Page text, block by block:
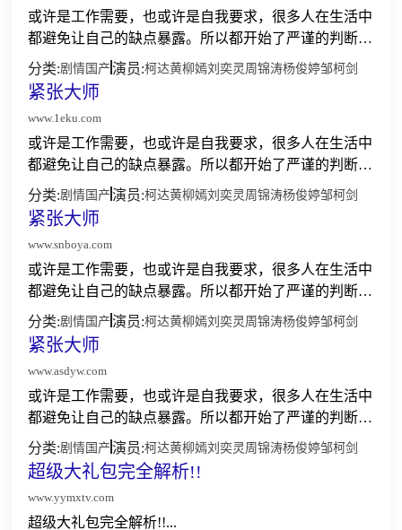
或许是工作需要，也或许是自我要求，很多人在生活中
都避免让自己的缺点暴露。所以都开始了严谨的判断，
所言所行都会在脑海中反复的推演，直至有了完美的应
对方案。紧张大师所要讲述的就是面对这些让人不知所
措的情况...
分类:剧情 国产 演员:柯达黄柳嫣刘奕灵 周锦涛杨俊婷邹柯剑
紧张大师
www.1eku.com
或许是工作需要，也或许是自我要求，很多人在生活中
都避免让自己的缺点暴露。所以都开始了严谨的判断，
所言所行都会在脑海中反复的推演，直至有了完美的应
对方案。紧张大师所要讲述的就是面对这些让人不知所
措的情况...
分类:剧情 国产 演员:柯达黄柳嫣刘奕灵 周锦涛杨俊婷邹柯剑
紧张大师
www.snboya.com
或许是工作需要，也或许是自我要求，很多人在生活中
都避免让自己的缺点暴露。所以都开始了严谨的判断，
所言所行都会在脑海中反复的推演，直至有了完美的应
对方案。紧张大师所要讲述的就是面对这些让人不知所
措的情况...
分类:剧情 国产 演员:柯达黄柳嫣刘奕灵 周锦涛杨俊婷邹柯剑
紧张大师
www.asdyw.com
或许是工作需要，也或许是自我要求，很多人在生活中
都避免让自己的缺点暴露。所以都开始了严谨的判断，
所言所行都会在脑海中反复的推演，直至有了完美的应
对方案。紧张大师所要讲述的就是面对这些让人不知所
措的情况...
分类:剧情 国产 演员:柯达黄柳嫣刘奕灵 周锦涛杨俊婷邹柯剑
超级大礼包完全解析!!
www.yymxtv.com
超级大礼包完全解析!!...